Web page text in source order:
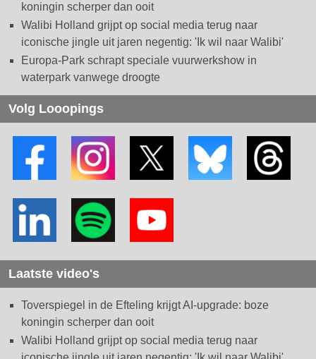
koningin scherper dan ooit
Walibi Holland grijpt op social media terug naar
iconische jingle uit jaren negentig: 'Ik wil naar Walibi'
Europa-Park schrapt speciale vuurwerkshow in
waterpark vanwege droogte
Volg Looopings
Laatste video's
Toverspiegel in de Efteling krijgt AI-upgrade: boze
koningin scherper dan ooit
Walibi Holland grijpt op social media terug naar